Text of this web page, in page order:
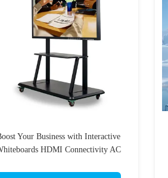
Your Business with Interactive
HDMI Connectivity AC